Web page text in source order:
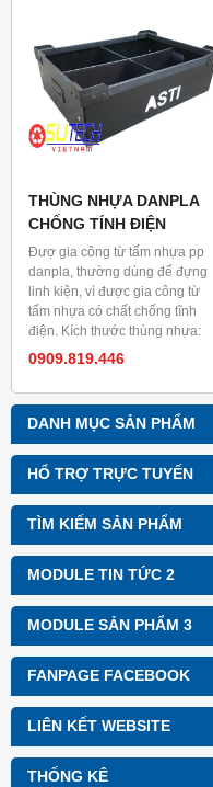
DANH MỤC SẢN PHẨM
HỔ TRỢ TRỰC TUYẾN
TÌM KIẾM SẢN PHẨM
MODULE TIN TỨC 2
MODULE SẢN PHẨM 3
FANPAGE FACEBOOK
LIÊN KẾT WEBSITE
THỐNG KÊ
THÙNG NHỰA DANPLA
CHỐNG TÍNH ĐIỆN
Đượ gia công từ tấm nhựa pp
danpla, thường dùng để đựng
linh kiện, vì được gia công từ
tấm nhựa có chất chống tĩnh
điện. Kích thước thùng nhựa:
được gia công theo yêu cầu của
dày: 2mm, 3mm, 4mm, 5mm.
0909.819.446